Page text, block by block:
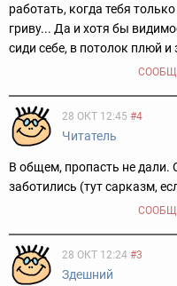
работать, когда тебя
гриву... Да и хотя бы
сиди себе, в потолок плюй
28 ОКТ 12:45 #4
Читатель
В общем, пропасть не дали.
заботились (тут сарказм,
28 ОКТ 12:24 #3
Здешний